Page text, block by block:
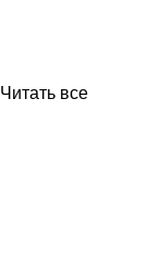
Читать все